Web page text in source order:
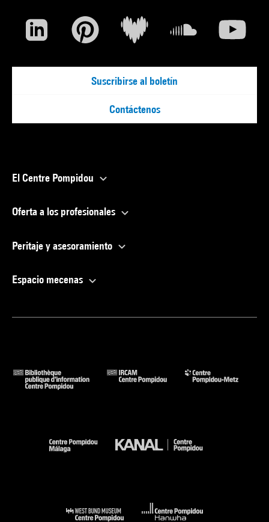
Suscribirse al boletín
Contáctenos
El Centre Pompidou
Oferta a los profesionales
Peritaje y asesoramiento
Espacio mecenas